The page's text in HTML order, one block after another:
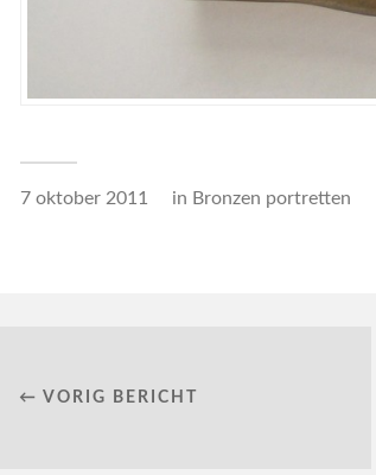
7 oktober 2011 in Bronzen portretten
← VORIG BERICHT